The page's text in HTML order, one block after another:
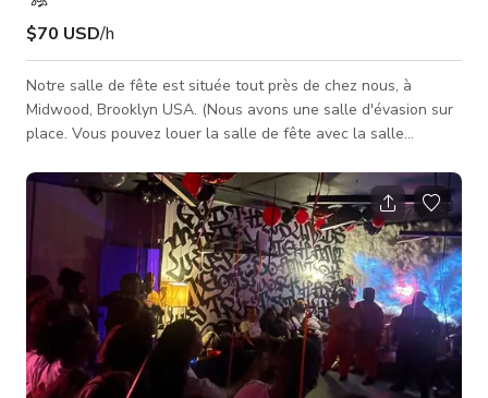
$70 USD/h
Notre salle de fête est située tout près de chez nous, à
Midwood, Brooklyn USA. (Nous avons une salle d'évasion sur
place. Vous pouvez louer la salle de fête avec la salle
accueillir jusqu'à 30 personnes. Nous fournissons tables,
chaises, petit réfrigérateur, micro-ondes, évier, espace de
préparation, salle de bain. Vous apportez nappes, décorations,
nourriture, musique, etc. Cet espace est idéal pour les
anniversaires,